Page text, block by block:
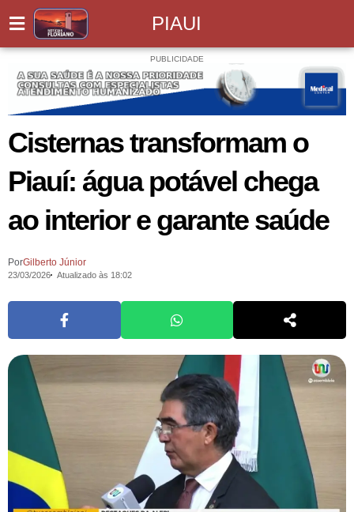
PIAUI
PUBLICIDADE
Cisternas transformam o
Piauí: água potável chega
ao interior e garante saúde
PorGilberto Júnior
23/03/2026 Atualizado às 18:02